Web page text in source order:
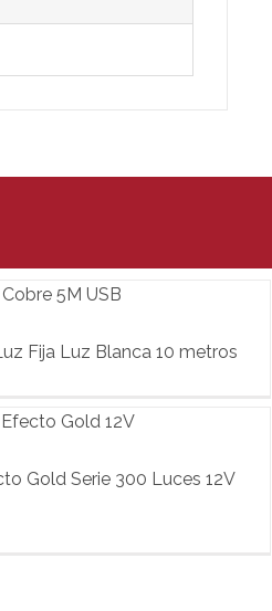
Fija Luz Blanca 10 metros
Gold Serie 300 Luces 12V